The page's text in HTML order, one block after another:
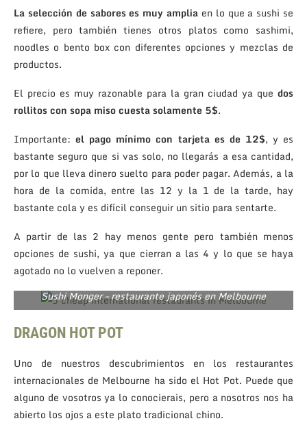
La selección de sabores es muy amplia en lo que a sushi se
refiere, pero también tienes otros platos como sashimi,
noodles o bento box con diferentes opciones y mezclas de
productos.
El precio es muy razonable para la gran ciudad ya que dos
rollitos con sopa miso cuesta solamente 5$.
Importante:el pago mínimo con tarjeta es de 12$, y es
bastante seguro que si vas solo, no llegarás a esa cantidad,
por lo que lleva dinero suelto para poder pagar. Además, a la
hora de la comida, entre las 12 y la 1 de la tarde, hay
bastante cola y es difícil conseguir un sitio para sentarte.
A partir de las 2 hay menos gente pero también menos
opciones de sushi, ya que cierran a las 4 y lo que se haya
agotado no lo vuelven a reponer.
Sushi Monger – restaurante japonés en Melbourne
DRAGON HOT POT
Uno de nuestros descubrimientos en los restaurantes
internacionales de Melbourne ha sido el Hot Pot. Puede que
alguno de vosotros ya lo conocierais, pero a nosotros nos ha
abierto los ojos a este plato tradicional chino.